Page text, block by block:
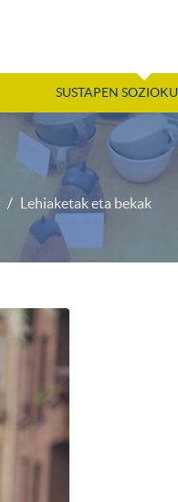
SUSTAPEN
Lehiaketak eta bekak